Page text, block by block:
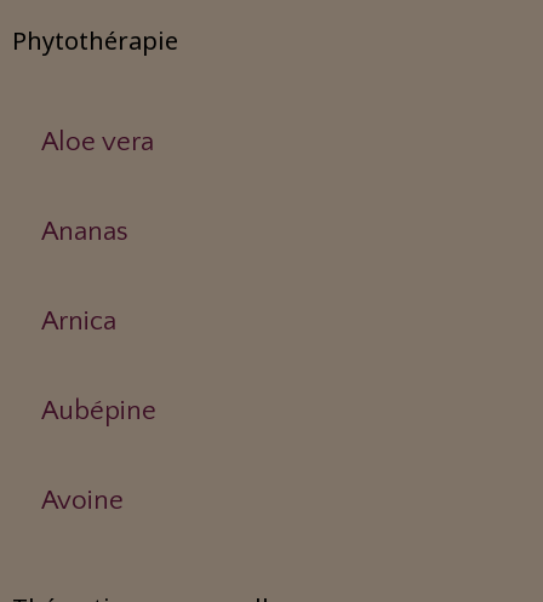
Phytothérapie
Aloe vera
Ananas
Arnica
Aubépine
Avoine